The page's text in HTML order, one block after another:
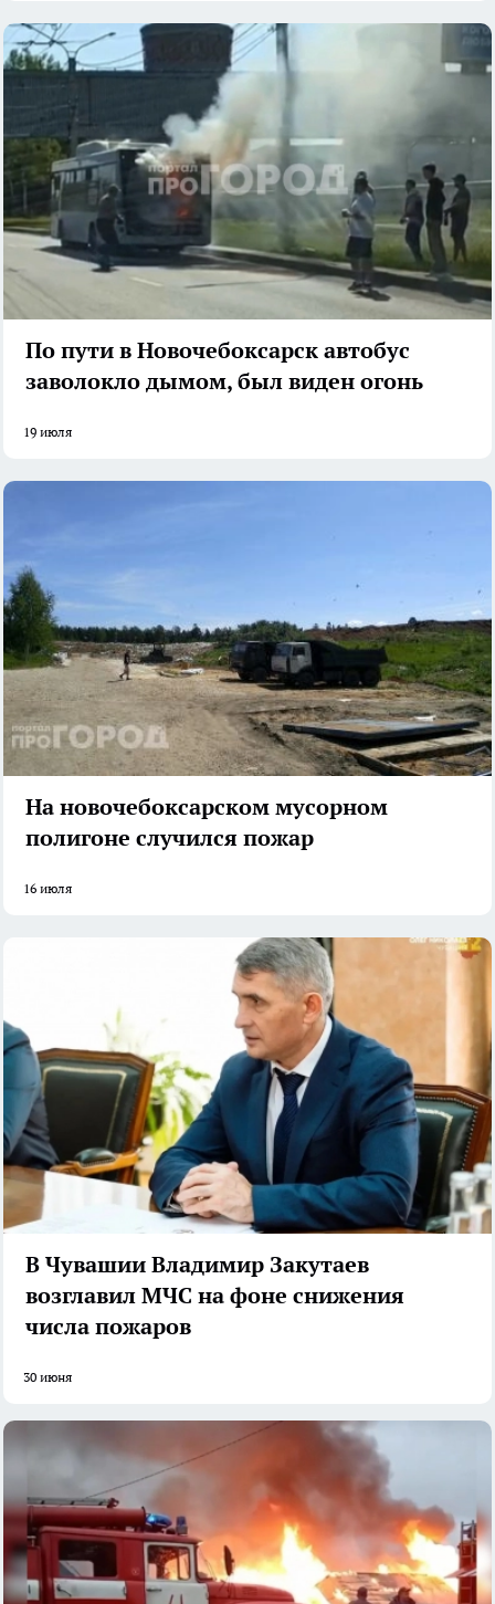
По пути в Новочебоксарск автобус
заволокло дымом, был виден огонь
19 июля
На новочебоксарском мусорном
полигоне случился пожар
16 июля
В Чувашии Владимир Закутаев
возглавил МЧС на фоне снижения
числа пожаров
30 июня